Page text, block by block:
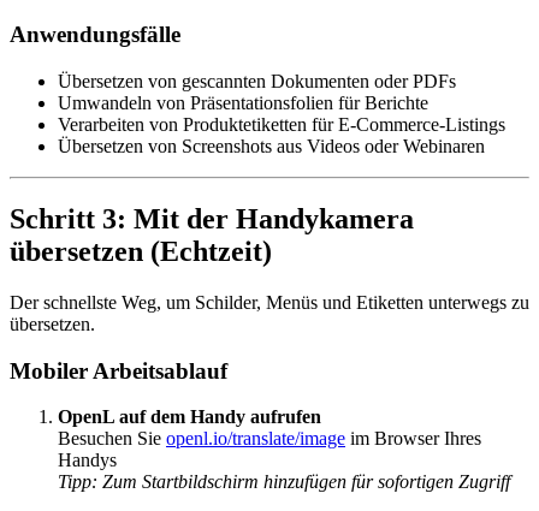
Anwendungsfälle
Übersetzen von gescannten Dokumenten oder PDFs
Umwandeln von Präsentationsfolien für Berichte
Verarbeiten von Produktetiketten für E-Commerce-Listings
Übersetzen von Screenshots aus Videos oder Webinaren
Schritt 3: Mit der Handykamera
übersetzen (Echtzeit)
Der schnellste Weg, um Schilder, Menüs und Etiketten unterwegs zu
übersetzen.
Mobiler Arbeitsablauf
OpenL auf dem Handy aufrufen
Besuchen Sie openl.io/translate/image im Browser Ihres
Handys
Tipp: Zum Startbildschirm hinzufügen für sofortigen Zugriff